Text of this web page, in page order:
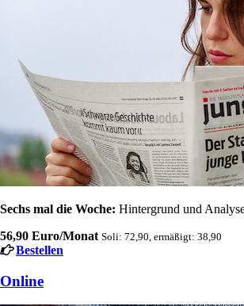
Sechs mal die Woche: Hintergrund und
56,90 Euro/Monat Soli: 72,90, ermäßigt: 38,90
Bestellen
Online